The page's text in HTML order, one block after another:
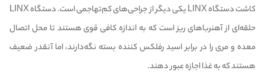
کاشت دستگاه LINX یکی دیگر از جراحی‌های کم‌تهاجمی است. دستگاه LINX
حلقه‌ای از آهنرباهای ریز است که به اندازه کافی قوی هستند تا محل اتصال
معده و مری را در برابر اسید رفلکس کننده بسته نگه‌دارند، اما آنقدر ضعیف
هستند که به غذا اجازه عبور دهند.